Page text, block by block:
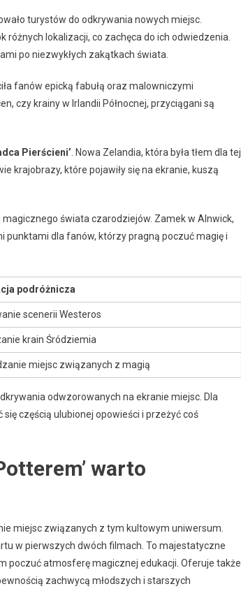
turystów do odkrywania nowych miejsc.
lokalizacji, co zachęca do ich odwiedzenia.
po niezwykłych zakątkach świata.
fanów epicką fabułą oraz malowniczymi
czy krainy w Irlandii Północnej, przyciągani są
Pierścieni’ . Nowa Zelandia, która była tłem dla tej
krajobrazy, które pojawiły się na ekranie, kuszą
świata czarodziejów. Zamek w Alnwick,
punktami dla fanów, którzy pragną poczuć magię i
podróżnicza
scenerii Westeros
krain Śródziemia
miejsc związanych z magią
odwzorowanych na ekranie miejsc. Dla
częścią ulubionej opowieści i przeżyć coś
warto
miejsc związanych z tym kultowym uniwersum.
w pierwszych dwóch filmach. To majestatyczne
poczuć atmosferę magicznej edukacji. Oferuje także
zachwycą młodszych i starszych